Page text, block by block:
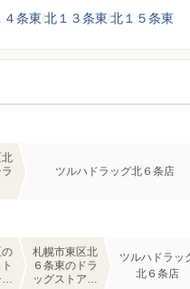
４条東 北１３条東 北１５条東
ツルハドラッグ北６条店
札幌市東区北
６条東のドラ
ッグストアの
ツルハドラッ
北６条店